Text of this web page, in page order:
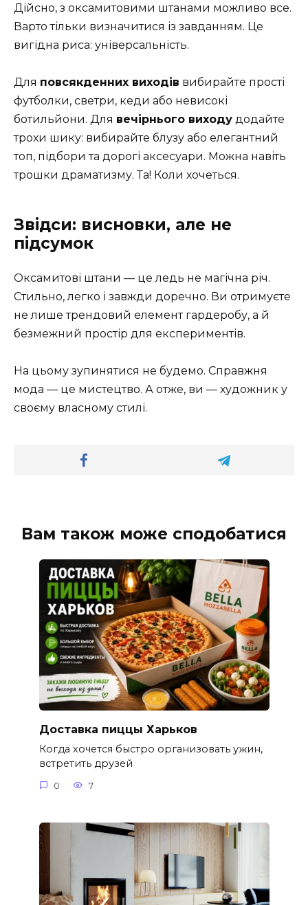
Дійсно, з оксамитовими штанами можливо все.
Варто тільки визначитися із завданням. Це
вигідна риса: універсальність.
Для повсякденних виходів вибирайте прості
футболки, светри, кеди або невисокі
ботильйони. Для вечірнього виходу додайте
трохи шику: вибирайте блузу або елегантний
топ, підбори та дорогі аксесуари. Можна навіть
трошки драматизму. Та! Коли хочеться.
Звідси: висновки, але не
підсумок
Оксамитові штани — це ледь не магічна річ.
Стильно, легко і завжди доречно. Ви отримуєте
не лише трендовий елемент гардеробу, а й
безмежний простір для експериментів.
На цьому зупинятися не будемо. Справжня
мода — це мистецтво. А отже, ви — художник у
своєму власному стилі.
Вам також може сподобатися
Доставка пиццы Харьков
Когда хочется быстро организовать ужин,
встретить друзей
0 7